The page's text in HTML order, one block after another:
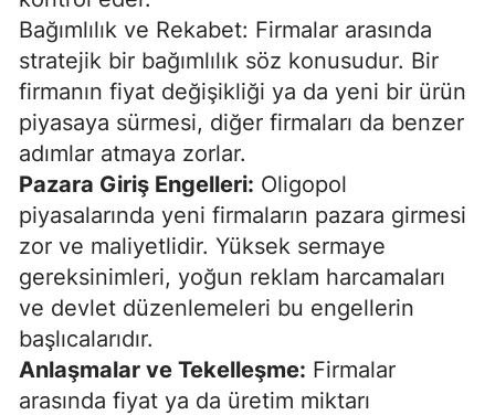
Bağımlılık ve Rekabet: Firmalar arasında
stratejik bir bağımlılık söz konusudur. Bir
firmanın fiyat değişikliği ya da yeni bir ürün
piyasaya sürmesi, diğer firmaları da benzer
adımlar atmaya zorlar.
Pazara Giriş Engelleri: Oligopol
piyasalarında yeni firmaların pazara girmesi
zor ve maliyetlidir. Yüksek sermaye
gereksinimleri, yoğun reklam harcamaları
ve devlet düzenlemeleri bu engellerin
başlıcalarıdır.
Anlaşmalar ve Tekelleşme: Firmalar
arasında fiyat ya da üretim miktarı